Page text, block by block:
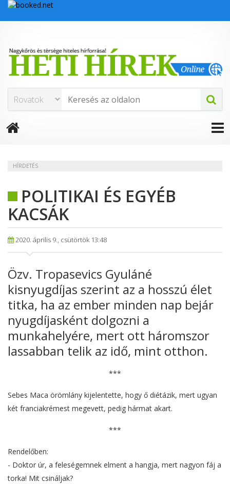
HÍRDETÉS
POLITIKAI ÉS EGYÉB
KACSÁK
2020. április 9., csütörtök 13:48
Özv. Tropasevics Gyuláné
kisnyugdíjas szerint az a hosszú élet
titka, ha az ember minden nap bejár
nyugdíjasként dolgozni a
munkahelyére, mert ott háromszor
lassabban telik az idő, mint otthon.
***
Sebes Maca örömlány kijelentette, hogy ő diétázik, mert ugyan
két franciakrémest megevett, pedig hármat akart.
***
Rendelőben:
- Doktor úr, a feleségemnek elment a hangja, mert nagyon fáj a
torka! Mit csináljak?